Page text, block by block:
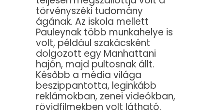
törvényszéki tudomány
ágának. Az iskola mellett
Pauleynak több munkahelye is
volt, például szakácsként
dolgozott egy Manhattani
hajón, majd pultosnak állt.
Később a média világa
beszippantotta, leginkább
reklámokban, zenei videókban,
rövidfilmekben volt látható.